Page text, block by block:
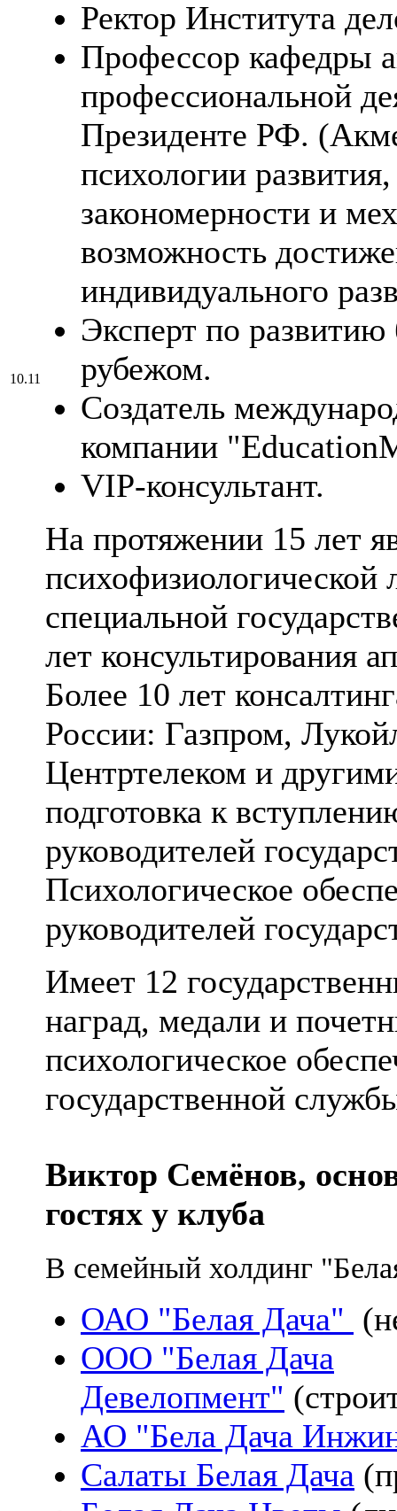
10.11
Ректор Института
Профессор кафедры
профессиональной
Президенте РФ.
психологии
закономерности и
возможность
индивидуального
Эксперт по развитию
рубежом.
Создатель
компании
VIP-консультант.
На протяжении 15 лет
психофизиологической
специальной
лет консультирования
Более 10 лет
России: Газпром,
Центртелеком и
подготовка к
руководителей
Психологическое
руководителей
Имеет 12
наград, медали и
психологическое
государственной
Виктор Семёнов,
гостях у клуба
В семейный холдинг
ОАО "Белая Дача"
ООО "Белая Дача
Девелопмент"
АО "Бела Дача
Салаты Белая Дача